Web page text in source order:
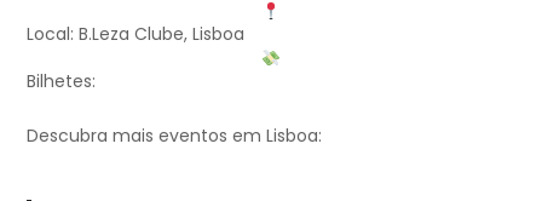
Local: B.Leza Clube, Lisboa
Bilhetes:
Descubra mais eventos em Lisboa: